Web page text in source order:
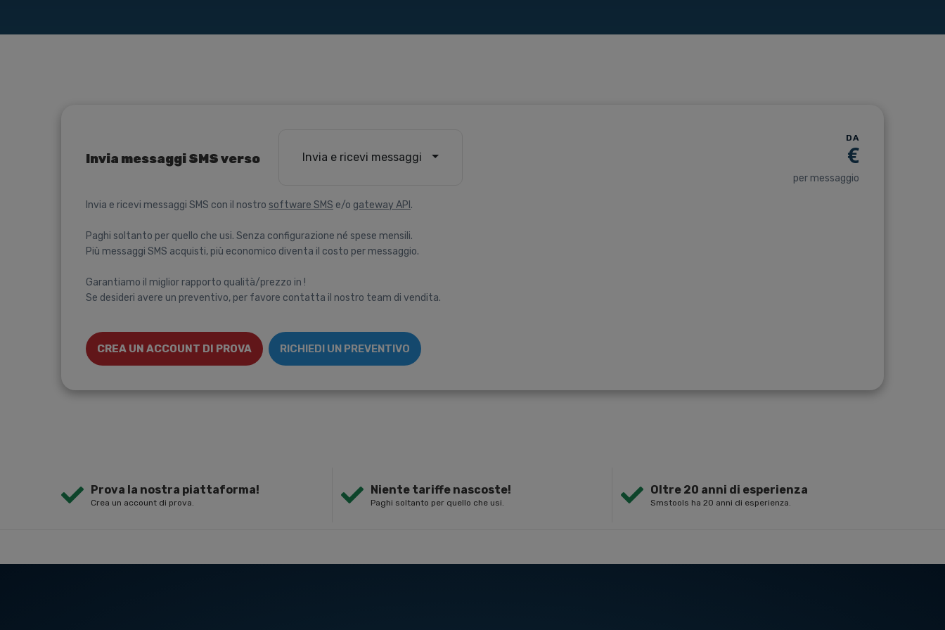
Invia messaggi SMS verso Invia e ricevi messaggi
Invia e ricevi messaggi SMS con il nostro software SMS e/o gateway API .
Paghi soltanto per quello che usi. Senza configurazione né spese mensili.
Più messaggi SMS acquisti, più economico diventa il costo per messaggio.
Garantiamo il miglior rapporto qualità/prezzo in !
Se desideri avere un preventivo, per favore contatta il nostro team di vendita.
CREA UN ACCOUNT DI PROVA RICHIEDI UN PREVENTIVO
DA
€
per messaggio
Prova la nostra piattaforma!
Crea un account di prova.
Niente tariffe nascoste!
Paghi soltanto per quello che usi.
Oltre 20 anni di esperienza
Smstools ha 20 anni di esperienza.